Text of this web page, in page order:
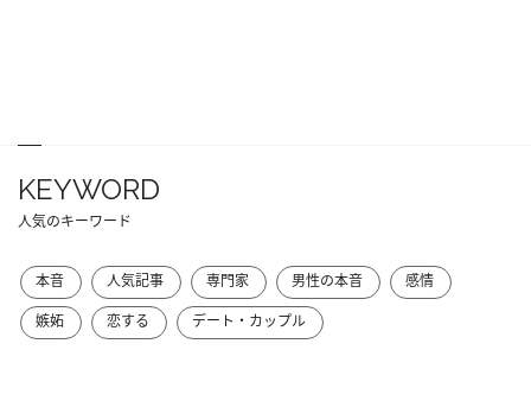
KEYWORD
人気のキーワード
本音 人気記事 専門家 男性の本音
感情
嫉妬
恋する デート・カップル